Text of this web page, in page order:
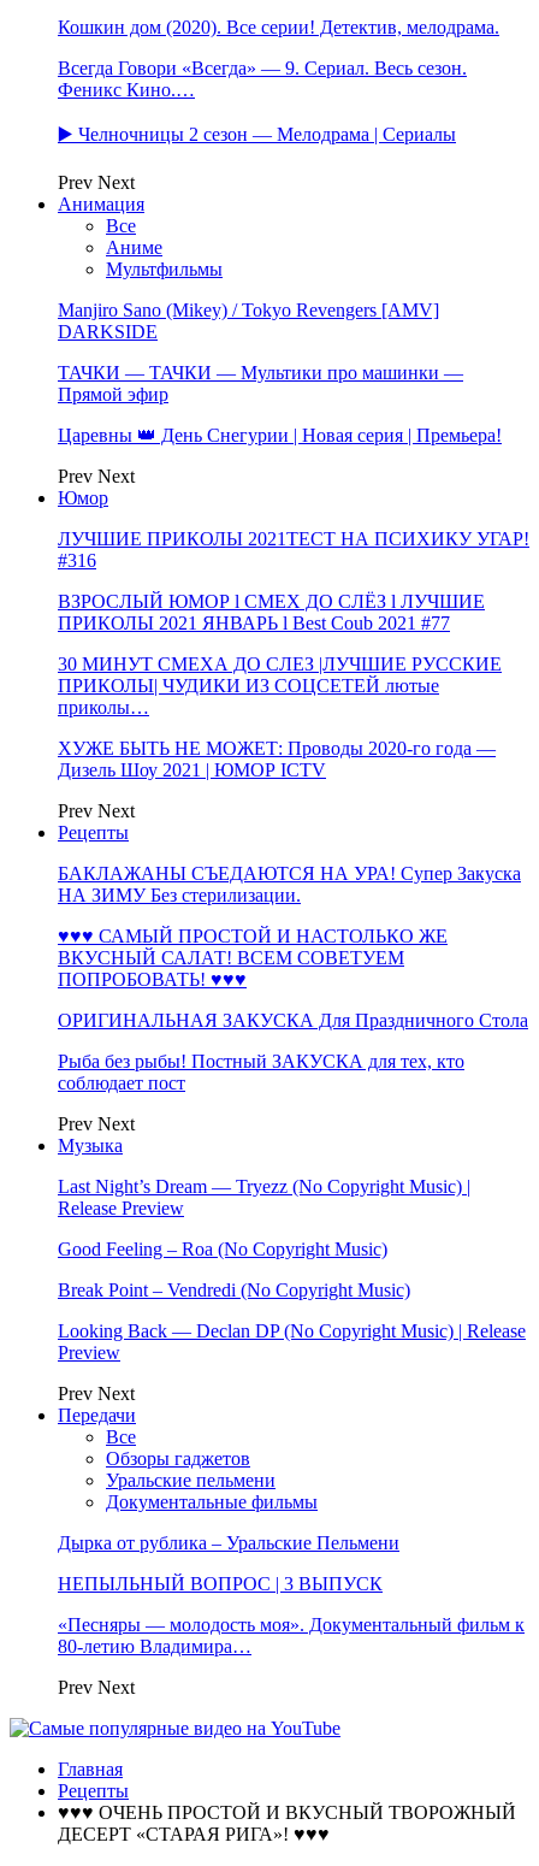
Кошкин дом (2020). Все серии! Детектив, мелодрама.
Всегда Говори «Всегда» — 9. Сериал. Весь сезон.
Феникс Кино.…
▶️ Челночницы 2 сезон — Мелодрама | Сериалы
Prev Next
Анимация
Все
Аниме
Мультфильмы
Manjiro Sano (Mikey) / Tokyo Revengers [AMV]
DARKSIDE
ТАЧКИ — ТАЧКИ — Мультики про машинки —
Прямой эфир
Царевны 👑 День Снегурии | Новая серия | Премьера!
Prev Next
Юмор
ЛУЧШИЕ ПРИКОЛЫ 2021ТЕСТ НА ПСИХИКУ УГАР!
#316
ВЗРОСЛЫЙ ЮМОР l СМЕХ ДО СЛЁЗ l ЛУЧШИЕ
ПРИКОЛЫ 2021 ЯНВАРЬ l Best Coub 2021 #77
30 МИНУТ СМЕХА ДО СЛЕЗ |ЛУЧШИЕ РУССКИЕ
ПРИКОЛЫ| ЧУДИКИ ИЗ СОЦСЕТЕЙ лютые
приколы…
ХУЖЕ БЫТЬ НЕ МОЖЕТ: Проводы 2020-го года —
Дизель Шоу 2021 | ЮМОР ICTV
Prev Next
Рецепты
БАКЛАЖАНЫ СЪЕДАЮТСЯ НА УРА! Супер Закуска
НА ЗИМУ Без стерилизации.
♥♥♥ САМЫЙ ПРОСТОЙ И НАСТОЛЬКО ЖЕ
ВКУСНЫЙ САЛАТ! ВСЕМ СОВЕТУЕМ
ПОПРОБОВАТЬ! ♥♥♥
ОРИГИНАЛЬНАЯ ЗАКУСКА Для Праздничного Стола
Рыба без рыбы! Постный ЗАКУСКА для тех, кто
соблюдает пост
Prev Next
Музыка
Last Night’s Dream — Tryezz (No Copyright Music) |
Release Preview
Good Feeling – Roa (No Copyright Music)
Break Point – Vendredi (No Copyright Music)
Looking Back — Declan DP (No Copyright Music) | Release
Preview
Prev Next
Передачи
Все
Обзоры гаджетов
Уральские пельмени
Документальные фильмы
Дырка от рублика – Уральские Пельмени
НЕПЫЛЬНЫЙ ВОПРОС | 3 ВЫПУСК
«Песняры — молодость моя». Документальный фильм к
80-летию Владимира…
Prev Next
Главная
Рецепты
♥♥♥ ОЧЕНЬ ПРОСТОЙ И ВКУСНЫЙ ТВОРОЖНЫЙ
ДЕСЕРТ «СТАРАЯ РИГА»! ♥♥♥